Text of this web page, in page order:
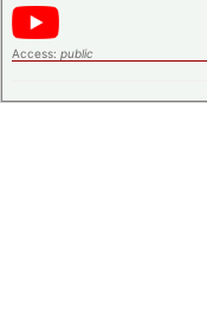
Access: public